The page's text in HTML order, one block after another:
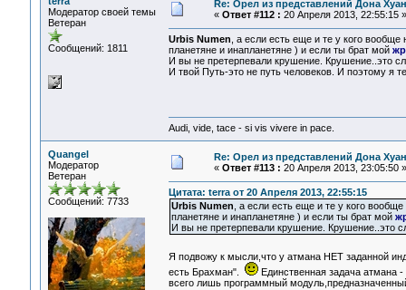
Модератор своей темы
Ветеран
Сообщений: 1811
Re: Орел из представлений Дона
« Ответ #112 : 20 Апреля 2013, 22:55:15 »
Urbis Numen , а если есть еще и те у кого
планетяне и инапланетяне ) и если ты брат мой
И вы не претерпевали крушение. Крушение..это
И твой Путь-это не путь человеков. И поэтому я
Audi, vide, tace - si vis vivere in pace.
Quangel
Модератор
Ветеран
Сообщений: 7733
Re: Орел из представлений Дона
« Ответ #113 : 20 Апреля 2013, 23:05:50 »
Цитата: terra от 20 Апреля 2013, 22:55:15
Urbis Numen , а если есть еще и те у кого
планетяне и инапланетяне ) и если ты брат мой
И вы не претерпевали крушение. Крушение..это
Я подвожу к мысли,что у атмана НЕТ заданной
есть Брахман".
Единственная задача атмана
всего лишь программный